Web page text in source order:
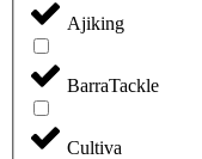
Ajiking
BarraTackle
Cultiva